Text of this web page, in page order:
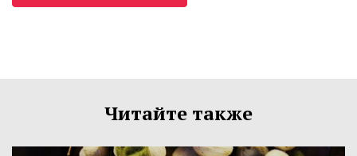
Читайте также